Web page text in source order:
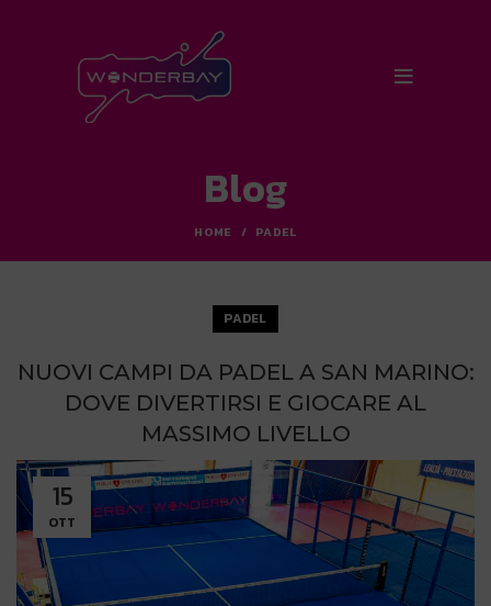
Blog
HOME PADEL
PADEL
NUOVI CAMPI DA PADEL A SAN MARINO:
DOVE DIVERTIRSI E GIOCARE AL
MASSIMO LIVELLO
15
OTT